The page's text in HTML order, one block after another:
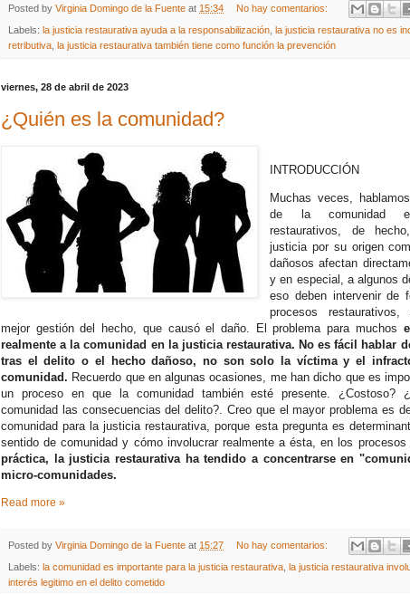
Posted by Virginia Domingo de la Fuente at 15:34 No hay comentarios:
Labels: la justicia restaurativa ayuda a la responsabilización la justicia restaurativa no es
retributiva la justicia restaurativa también tiene como función la prevención
viernes, 28 de abril de 2023
¿Quién es la comunidad?
INTRODUCCIÓN
Muchas veces,
de la comunidad
restaurativos, de
justicia por su origen
dañosos afectan
y en especial, a algunos
eso deben intervenir de
procesos
mejor gestión del hecho, que causó el daño. El problema para muchos
realmente a la comunidad en la justicia restaurativa. No es fácil hablar
tras el delito o el hecho dañoso, no son solo la víctima y el
comunidad. Recuerdo que en algunas ocasiones, me han dicho que es
un proceso en que la comunidad también esté presente. ¿Costoso?
comunidad las consecuencias del delito?. Creo que el mayor problema es
comunidad para la justicia restaurativa, porque esta pregunta es
sentido de comunidad y cómo involucrar realmente a ésta, en los procesos
práctica, la justicia restaurativa ha tendido a concentrarse en
micro-comunidades.
Read more »
Posted by Virginia Domingo de la Fuente at 15:27 No hay comentarios:
Labels: la comunidad es importante para la justicia restaurativa, la justicia restaurativa
interés legitimo en el delito cometido